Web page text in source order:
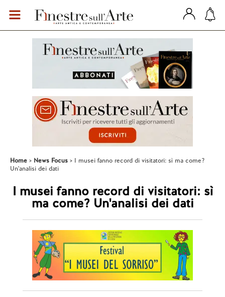
Home News Focus
I musei fanno record di visitatori: sì ma come?
Un'analisi dei dati
I musei fanno record di visitatori: sì
ma come? Un'analisi dei dati